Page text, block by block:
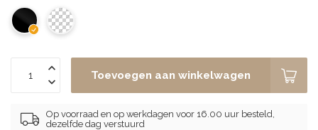
Toevoegen aan winkelwagen
Op voorraad en op werkdagen voor 16.00 uur besteld,
dezelfde dag verstuurd